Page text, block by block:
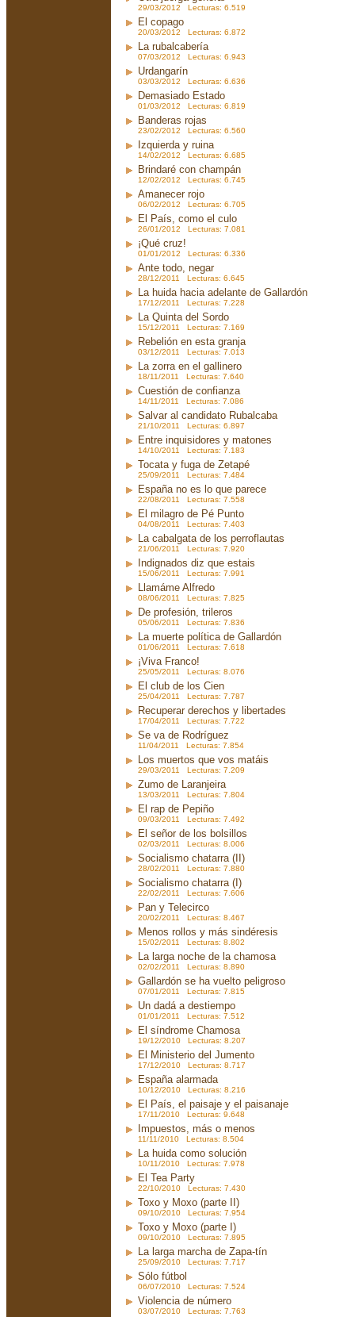
29/03/2012 Lecturas: 6.519
El copago
20/03/2012 Lecturas: 6.872
La rubalcabería
07/03/2012 Lecturas: 6.943
Urdangarín
03/03/2012 Lecturas: 6.636
Demasiado Estado
01/03/2012 Lecturas: 6.819
Banderas rojas
23/02/2012 Lecturas: 6.560
Izquierda y ruina
14/02/2012 Lecturas: 6.685
Brindaré con champán
12/02/2012 Lecturas: 6.745
Amanecer rojo
06/02/2012 Lecturas: 6.705
El País, como el culo
26/01/2012 Lecturas: 7.081
¡Qué cruz!
01/01/2012 Lecturas: 6.336
Ante todo, negar
28/12/2011 Lecturas: 6.645
La huida hacia adelante de Gallardón
17/12/2011 Lecturas: 7.228
La Quinta del Sordo
15/12/2011 Lecturas: 7.169
Rebelión en esta granja
03/12/2011 Lecturas: 7.013
La zorra en el gallinero
18/11/2011 Lecturas: 7.640
Cuestión de confianza
14/11/2011 Lecturas: 7.086
Salvar al candidato Rubalcaba
21/10/2011 Lecturas: 6.897
Entre inquisidores y matones
14/10/2011 Lecturas: 7.183
Tocata y fuga de Zetapé
25/09/2011 Lecturas: 7.484
España no es lo que parece
22/08/2011 Lecturas: 7.558
El milagro de Pé Punto
04/08/2011 Lecturas: 7.403
La cabalgata de los perroflautas
21/06/2011 Lecturas: 7.920
Indignados diz que estais
15/06/2011 Lecturas: 7.991
Llamáme Alfredo
08/06/2011 Lecturas: 7.825
De profesión, trileros
05/06/2011 Lecturas: 7.836
La muerte política de Gallardón
01/06/2011 Lecturas: 7.618
¡Viva Franco!
25/05/2011 Lecturas: 8.076
El club de los Cien
25/04/2011 Lecturas: 7.787
Recuperar derechos y libertades
17/04/2011 Lecturas: 7.722
Se va de Rodríguez
11/04/2011 Lecturas: 7.854
Los muertos que vos matáis
29/03/2011 Lecturas: 7.209
Zumo de Laranjeira
13/03/2011 Lecturas: 7.804
El rap de Pepiño
09/03/2011 Lecturas: 7.492
El señor de los bolsillos
02/03/2011 Lecturas: 8.006
Socialismo chatarra (II)
28/02/2011 Lecturas: 7.880
Socialismo chatarra (I)
22/02/2011 Lecturas: 7.606
Pan y Telecirco
20/02/2011 Lecturas: 8.467
Menos rollos y más sindéresis
15/02/2011 Lecturas: 8.802
La larga noche de la chamosa
02/02/2011 Lecturas: 8.890
Gallardón se ha vuelto peligroso
07/01/2011 Lecturas: 7.815
Un dadá a destiempo
01/01/2011 Lecturas: 7.512
El síndrome Chamosa
19/12/2010 Lecturas: 8.207
El Ministerio del Jumento
17/12/2010 Lecturas: 8.717
España alarmada
10/12/2010 Lecturas: 8.216
El País, el paisaje y el paisanaje
17/11/2010 Lecturas: 9.648
Impuestos, más o menos
11/11/2010 Lecturas: 8.504
La huida como solución
10/11/2010 Lecturas: 7.978
El Tea Party
22/10/2010 Lecturas: 7.430
Toxo y Moxo (parte II)
09/10/2010 Lecturas: 7.954
Toxo y Moxo (parte I)
09/10/2010 Lecturas: 7.895
La larga marcha de Zapa-tín
25/09/2010 Lecturas: 7.717
Sólo fútbol
06/07/2010 Lecturas: 7.524
Violencia de número
03/07/2010 Lecturas: 7.763